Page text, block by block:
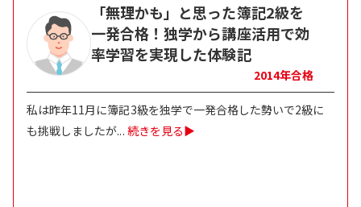
「無理かも」と思った簿記2級を
一発合格！独学から講座活用で効
率学習を実現した体験記
2014年合格
私は昨年11月に簿記3級を独学で一発合格した勢いで2級に
も挑戦しましたが... 続きを見る▶